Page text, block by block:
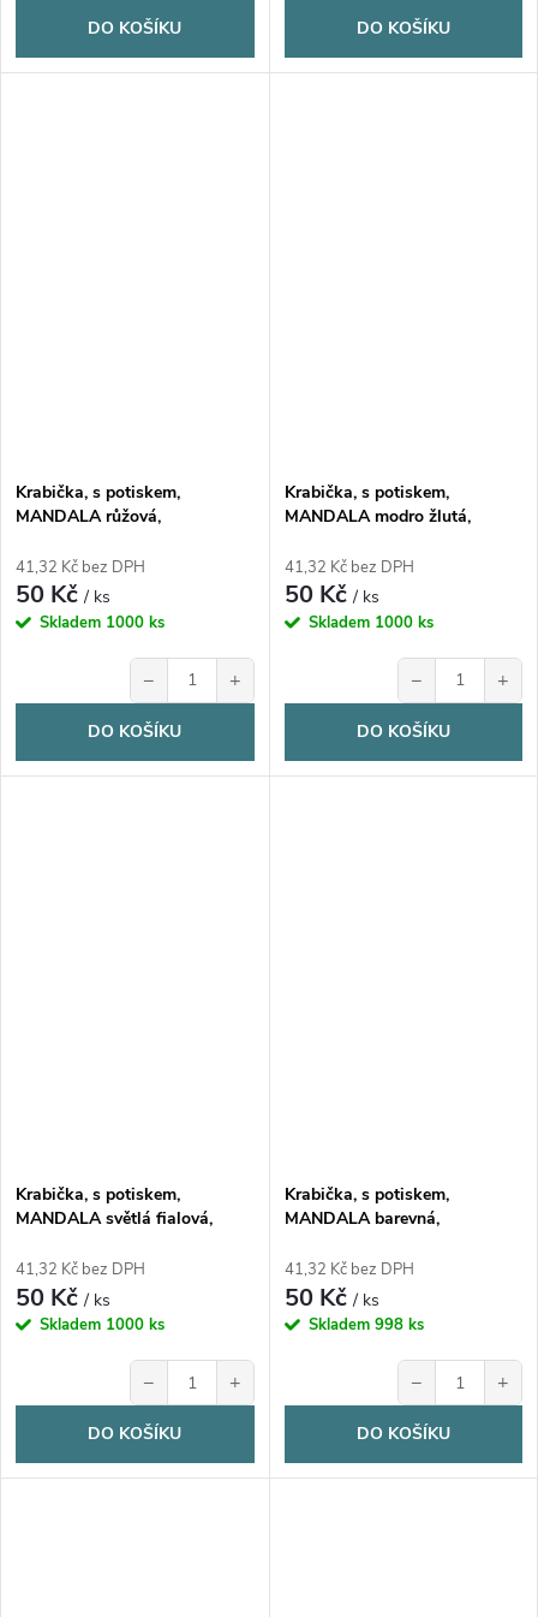
DO KOŠÍKU DO KOŠÍKU
Krabička, s potiskem,
MANDALA růžová,
41,32 Kč bez DPH
50 Kč/ ks
Skladem 1000 ks
− +
DO KOŠÍKU
Krabička, s potiskem,
MANDALA modro žlutá,
41,32 Kč bez DPH
50 Kč/ ks
Skladem 1000 ks
− +
DO KOŠÍKU
Krabička, s potiskem,
MANDALA světlá fialová,
41,32 Kč bez DPH
50 Kč/ ks
Skladem 1000 ks
− +
DO KOŠÍKU
Krabička, s potiskem,
MANDALA barevná,
41,32 Kč bez DPH
50 Kč/ ks
Skladem 998 ks
− +
DO KOŠÍKU